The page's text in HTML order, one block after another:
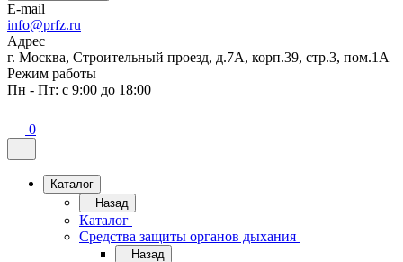
E-mail
info@prfz.ru
Адрес
г. Москва, Строительный проезд, д.7А, корп.39, стр.3, пом.1А
Режим работы
Пн - Пт: с 9:00 до 18:00
0
Каталог
Назад
Каталог
Средства защиты органов дыхания
Назад